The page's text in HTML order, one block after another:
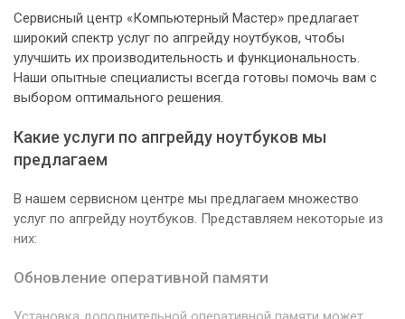
Сервисный центр «Компьютерный Мастер» предлагает
широкий спектр услуг по апгрейду ноутбуков, чтобы
улучшить их производительность и функциональность.
Наши опытные специалисты всегда готовы помочь вам с
выбором оптимального решения.
Какие услуги по апгрейду ноутбуков мы
предлагаем
В нашем сервисном центре мы предлагаем множество
услуг по апгрейду ноутбуков. Представляем некоторые из
них:
Обновление оперативной памяти